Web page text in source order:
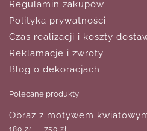
Regulamin zakupów
Polityka prywatności
Czas realizacji i koszty
Reklamacje i zwroty
Blog o dekoracjach
Polecane produkty
Obraz z motywem
180 zł – 750 zł